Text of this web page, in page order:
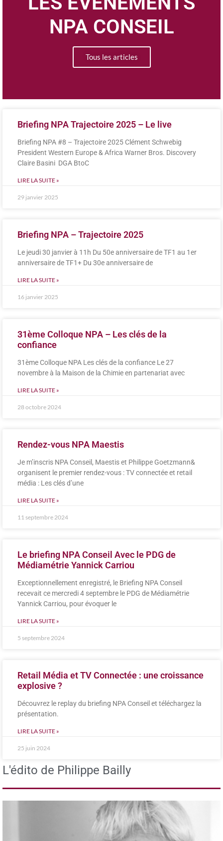
NPA CONSEIL
Tous les articles
Briefing NPA Trajectoire 2025 – Le live
Briefing NPA #8 – Trajectoire 2025 Clément Schwebig
President Western Europe & Africa Warner Bros. Discovery
Claire Basini DGA BtoC
LIRE LA SUITE »
29 janvier 2025
Briefing NPA – Trajectoire 2025
Le jeudi 30 janvier à 11h Du 50e anniversaire de TF1 au 1er
anniversaire de TF1+ Du 30e anniversaire de
LIRE LA SUITE »
16 janvier 2025
31ème Colloque NPA – Les clés de la
confiance
31ème Colloque NPA Les clés de la confiance Le 27
novembre à la Maison de la Chimie en partenariat avec
LIRE LA SUITE »
28 octobre 2024
Rendez-vous NPA Maestis
Je m’inscris NPA Conseil, Maestis et Philippe Goetzmann&
organisent le premier rendez-vous : TV connectée et retail
média : Les clés d’une
LIRE LA SUITE »
11 septembre 2024
Le briefing NPA Conseil Avec le PDG de
Médiamétrie Yannick Carriou
Exceptionnellement enregistré, le Briefing NPA Conseil
recevait ce mercredi 4 septembre le PDG de Médiamétrie
Yannick Carriou, pour évoquer le
LIRE LA SUITE »
5 septembre 2024
Retail Média et TV Connectée : une croissance
explosive ?
Découvrez le replay du briefing NPA Conseil et téléchargez la
présentation.
LIRE LA SUITE »
25 juin 2024
L'édito de Philippe Bailly